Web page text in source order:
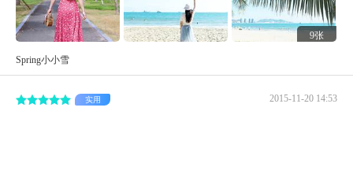
9张
Spring小小雪
2015-11-20 14:53
实用